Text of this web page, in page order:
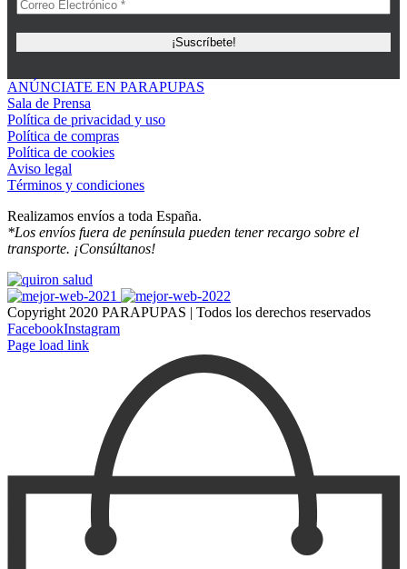
ANÚNCIATE EN PARAPUPAS
Sala de Prensa
Política de privacidad y uso
Política de compras
Política de cookies
Aviso legal
Términos y condiciones
Realizamos envíos a toda España.
*Los envíos fuera de península pueden tener recargo sobre el
transporte. ¡Consúltanos!
Copyright 2020 PARAPUPAS | Todos los derechos reservados
FacebookInstagram
Page load link